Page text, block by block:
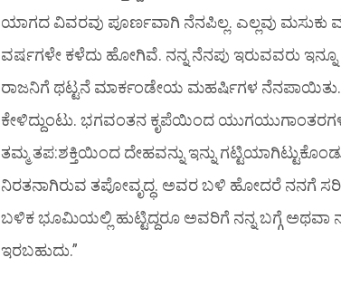
ಯಾಗದ ವಿವರವು ಪೂರ್ಣವಾಗಿ ನೆನಪಿಲ್ಲ. ಎಲ್ಲವು ಮಸುಕು
ವರ್ಷಗಳೇ ಕಳೆದು ಹೋಗಿವೆ. ನನ್ನ ನೆನಪು ಇರುವವರು ಇನ್ನೂ
ರಾಜನಿಗೆ ಥಟ್ಟನೆ ಮಾರ್ಕಂಡೇಯ ಮಹರ್ಷಿಗಳ ನೆನಪಾಯಿತು.
ಕೇಳಿದ್ದುಂಟು. ಭಗವಂತನ ಕೃಪೆಯಿಂದ
ತಮ್ಮ ತಪ:ಶಕ್ತಿಯಿಂದ ದೇಹವನ್ನು ಇನ್ನು
ನಿರತನಾಗಿರುವ ತಪೋವೃದ್ಧ. ಅವರ ಬಳಿ ಹೋದರೆ ನನಗೆ
ಬಳಿಕ ಭೂಮಿಯಲ್ಲಿ ಹುಟ್ಟಿದ್ದರೂ ಅವರಿಗೆ ನನ್ನ ಬಗ್ಗೆ
ಇರಬಹುದು.”